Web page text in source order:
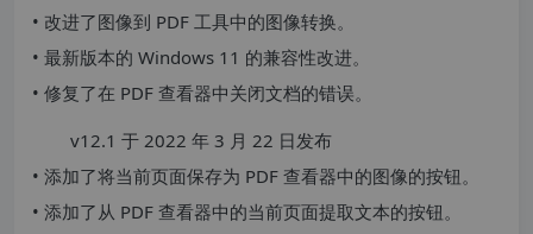
• 改进了图像到 PDF 工具中的图像转换。
• 最新版本的 Windows 11 的兼容性改进。
• 修复了在 PDF 查看器中关闭文档的错误。
v12.1 于 2022 年 3 月 22 日发布
• 添加了将当前页面保存为 PDF 查看器中的图像的按钮。
• 添加了从 PDF 查看器中的当前页面提取文本的按钮。